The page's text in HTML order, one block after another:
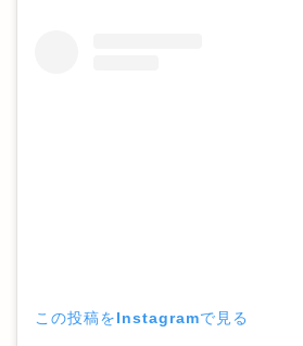
この投稿をInstagramで見る